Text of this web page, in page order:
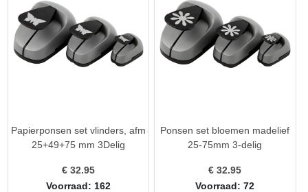
Papierponsen set vlinders, afm
25+49+75 mm 3Delig
€ 32.95
Voorraad: 162
Ponsen set bloemen madelief
25-75mm 3-delig
€32.95
Voorraad: 72